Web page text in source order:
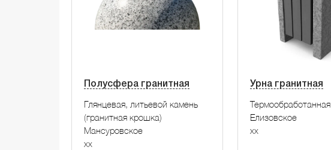
Полусфера гранитная
Глянцевая, литьевой камень
(гранитная крошка)
Мансуровское
xx
Урна гранитная
Термообработанная
Елизовское
xx